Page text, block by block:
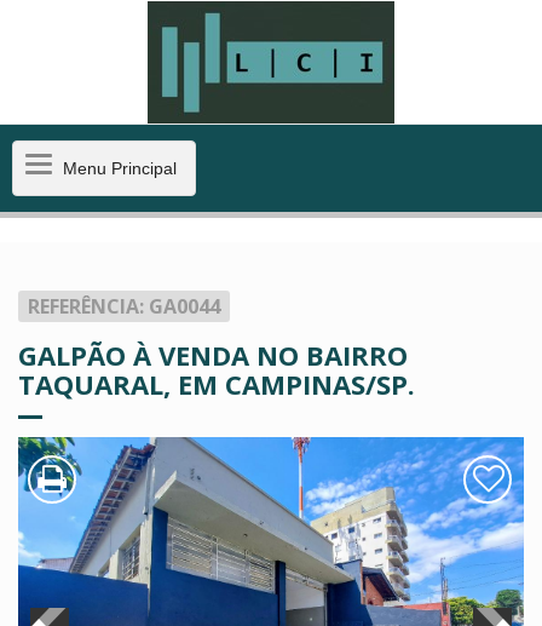
MenuMenu Principal
REFERÊNCIA: GA0044
GALPÃO À VENDA NO BAIRRO
TAQUARAL, EM CAMPINAS/SP.